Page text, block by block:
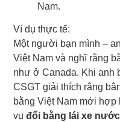
Nam.
Ví dụ thực tế:
Một người bạn mình –
Việt Nam và nghĩ rằng
như ở Canada. Khi anh
CSGT giải thích rằng
bằng Việt Nam mới hợp
vụ đổi bằng lái xe nước